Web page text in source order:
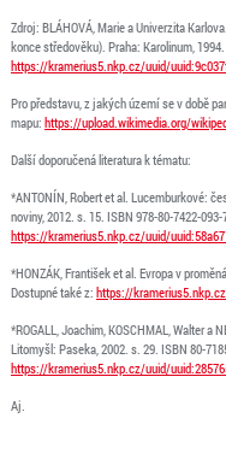
Zdroj: BLÁHOVÁ, Marie a Univerzita
konce středověku). Praha: Karolinum,
https://kramerius5.nkp.cz/uuid/
Pro představu, z jakých území se v době
mapu: https://upload.wikimedia.org/
Další doporučená literatura k tématu:
*ANTONÍN, Robert et al. Lucemburkové:
noviny, 2012. s. 15. ISBN 978-80-7422-
https://kramerius5.nkp.cz/uuid/
*HONZÁK, František et al. Evropa v
Dostupné také z: https://
*ROGALL, Joachim, KOSCHMAL, Walter a
Litomyšl: Paseka, 2002. s. 29. ISBN 80-
https://kramerius5.nkp.cz/uuid/
Aj.